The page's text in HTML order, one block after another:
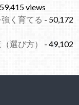
views
く育てる - 50,172
選び方）
- 49,102